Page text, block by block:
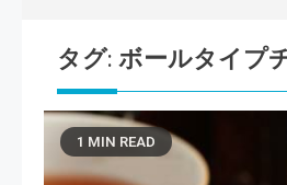
タグ: ボールタイプ
1 MIN READ